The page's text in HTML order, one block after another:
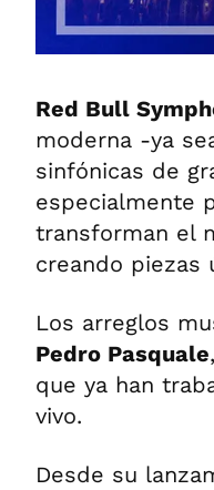
Red Bull
moderna -ya
sinfónicas de
especialmente
transforman el
creando piezas
Los arreglos
Pedro Pasquale
que ya han
vivo.
Desde su